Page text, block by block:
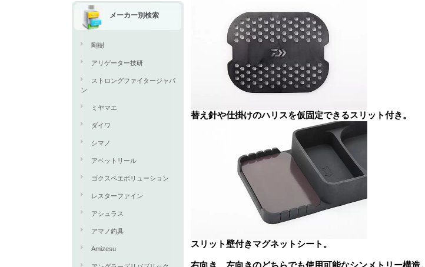
メーカー別検索
剛樹
アリゲーター技研
ストロングファイタージャパ
ン
ミヤマエ
ダイワ
シマノ
アベットリール
ゴクスペエボリューション
レスターファイン
アシュラス
アマノ釣具
Amizesu
替え針や仕掛けのハリスを仮固定できるスリット付き。
スリット壁付きマグネットシート。
右向き、左向きのどちらでも使用可能なシンメトリー構造。